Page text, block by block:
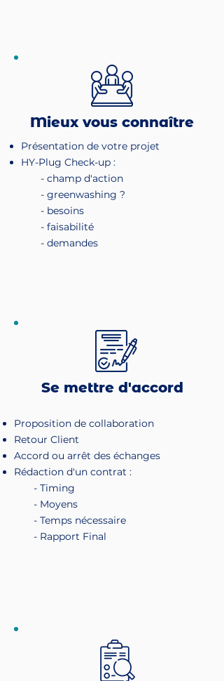
Mieux vous connaître
Présentation de votre projet
HY-Plug Check-up :
- champ d'action
- greenwashing ?
- besoins
- faisabilité
- demandes
Proposition de collaboration
Retour Client
Accord ou arrêt des échanges
Rédaction d'un contrat :
- Timing
- Moyens
- Temps nécessaire
- Rapport Final
Se mettre d'accord